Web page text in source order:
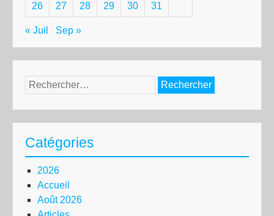
26 27 28 29 30 31
« Juil Sep »
Rechercher :
Catégories
2026
Accueil
Août 2026